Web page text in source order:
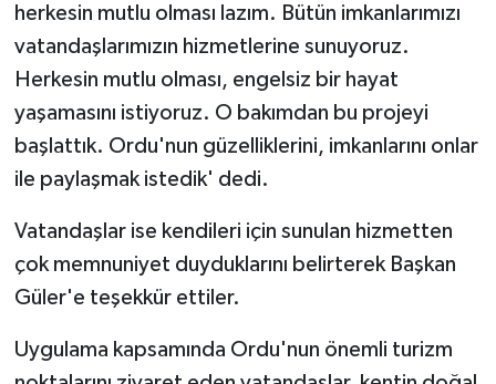
herkesin mutlu olması lazım. Bütün imkanlarımızı
vatandaşlarımızın hizmetlerine sunuyoruz.
Herkesin mutlu olması, engelsiz bir hayat
yaşamasını istiyoruz. O bakımdan bu projeyi
başlattık. Ordu'nun güzelliklerini, imkanlarını onlar
ile paylaşmak istedik' dedi.
Vatandaşlar ise kendileri için sunulan hizmetten
çok memnuniyet duyduklarını belirterek Başkan
Güler'e teşekkür ettiler.
Uygulama kapsamında Ordu'nun önemli turizm